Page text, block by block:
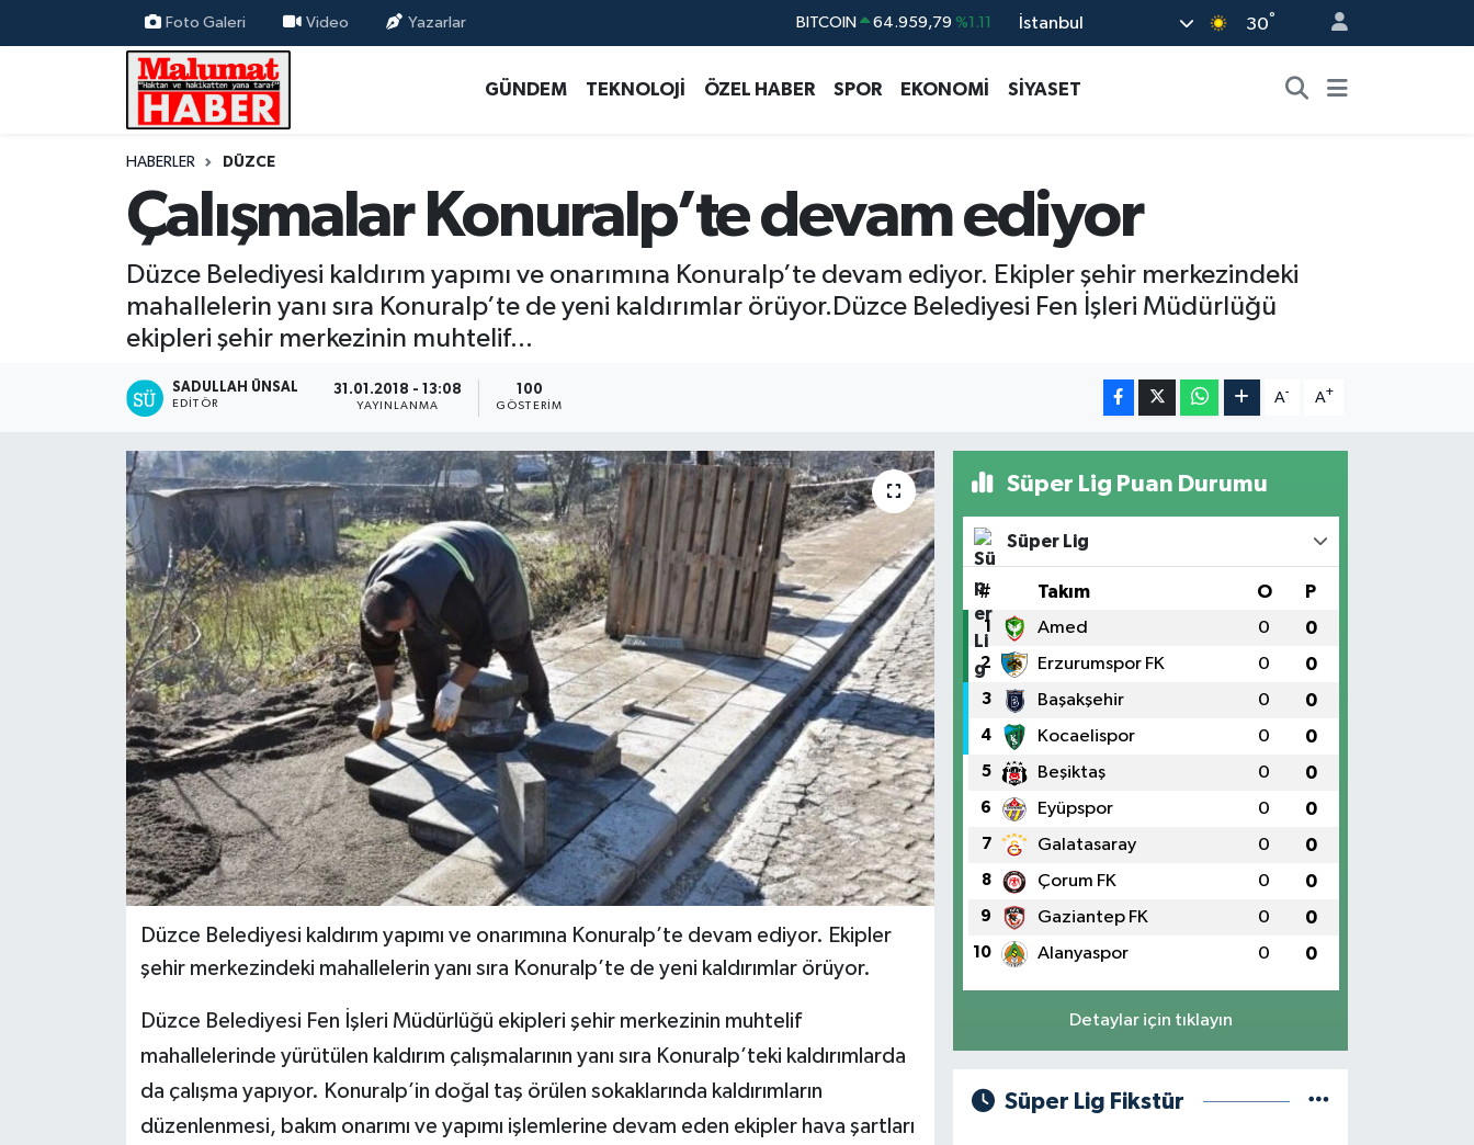
Foto Galeri Video Yazarlar BITCOIN 64.959,79 %1.11
BİST100 13.779 %-14
İstanbul 30°
GÜNDEM TEKNOLOJİ ÖZEL HABER SPOR EKONOMİ SİYASET
HABERLER DÜZCE
Çalışmalar Konuralp’te devam ediyor
Düzce Belediyesi kaldırım yapımı ve onarımına Konuralp’te devam ediyor. Ekipler şehir merkezindeki
mahallelerin yanı sıra Konuralp’te de yeni kaldırımlar örüyor.Düzce Belediyesi Fen İşleri Müdürlüğü
ekipleri şehir merkezinin muhtelif...
SADULLAH ÜNSAL
EDITÖR
31.01.2018 - 13:08
YAYINLANMA
100
GÖSTERIM
A- A+
Düzce Belediyesi kaldırım yapımı ve onarımına Konuralp’te devam ediyor. Ekipler
şehir merkezindeki mahallelerin yanı sıra Konuralp’te de yeni kaldırımlar örüyor.
Düzce Belediyesi Fen İşleri Müdürlüğü ekipleri şehir merkezinin muhtelif
mahallelerinde yürütülen kaldırım çalışmalarının yanı sıra Konuralp’teki kaldırımlarda
da çalışma yapıyor. Konuralp’in doğal taş örülen sokaklarında kaldırımların
düzenlenmesi, bakım onarımı ve yapımı işlemlerine devam eden ekipler hava şartları
Süper Lig Puan Durumu
Süper Lig
# Takım O P
1 Amed 0 0
2 Erzurumspor FK 0 0
3 Başakşehir 0 0
4 Kocaelispor 0 0
5 Beşiktaş 0 0
6 Eyüpspor 0 0
7 Galatasaray 0 0
8 Çorum FK 0 0
9 Gaziantep FK 0 0
10 Alanyaspor 0 0
Detaylar için tıklayın
Süper Lig Fikstür
Nöbetçi Eczaneler
Trafik Durumu
Süper Lig Puan Durumu ve Fikstür
Tüm Manşetler
Haber Arşivi